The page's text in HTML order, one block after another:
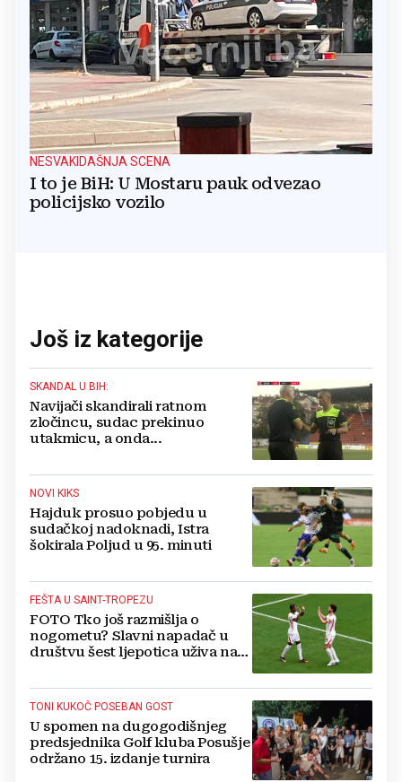
NESVAKIDAŠNJA SCENA
I to je BiH: U Mostaru pauk odvezao
policijsko vozilo
Još iz kategorije
SKANDAL U BIH:
Navijači skandirali ratnom
zločincu, sudac prekinuo
utakmicu, a onda...
NOVI KIKS
Hajduk prosuo pobjedu u
sudačkoj nadoknadi, Istra
šokirala Poljud u 95. minuti
FEŠTA U SAINT-TROPEZU
FOTO Tko još razmišlja o
nogometu? Slavni napadač u
društvu šest ljepotica uživa na
TONI KUKOČ POSEBAN GOST
U spomen na dugogodišnjeg
predsjednika Golf kluba Posušje
održano 15. izdanje turnira